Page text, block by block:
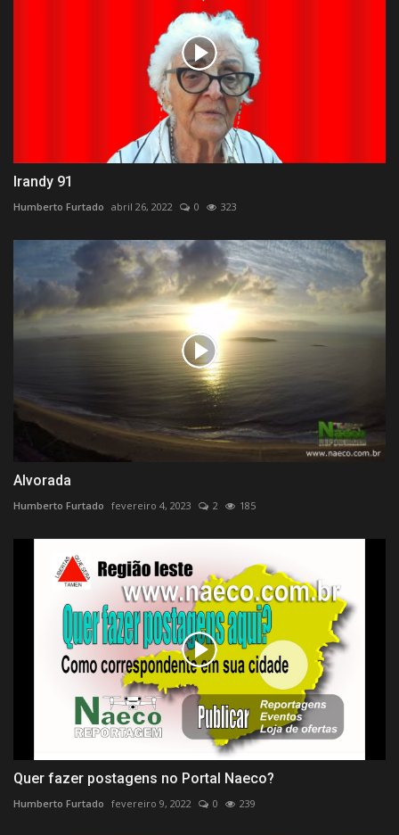
Irandy 91
Humberto Furtado abril 26, 2022 0 323
Alvorada
Humberto Furtado fevereiro 4, 2023 2 185
Quer fazer postagens no Portal Naeco?
Humberto Furtado fevereiro 9, 2022 0 239